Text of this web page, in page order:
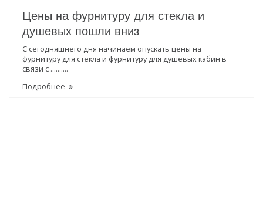
Цены на фурнитуру для стекла и
душевых пошли вниз
С сегодняшнего дня начинаем опускать цены на
фурнитуру для стекла и фурнитуру для душевых кабин в
связи с ..........
Подробнее